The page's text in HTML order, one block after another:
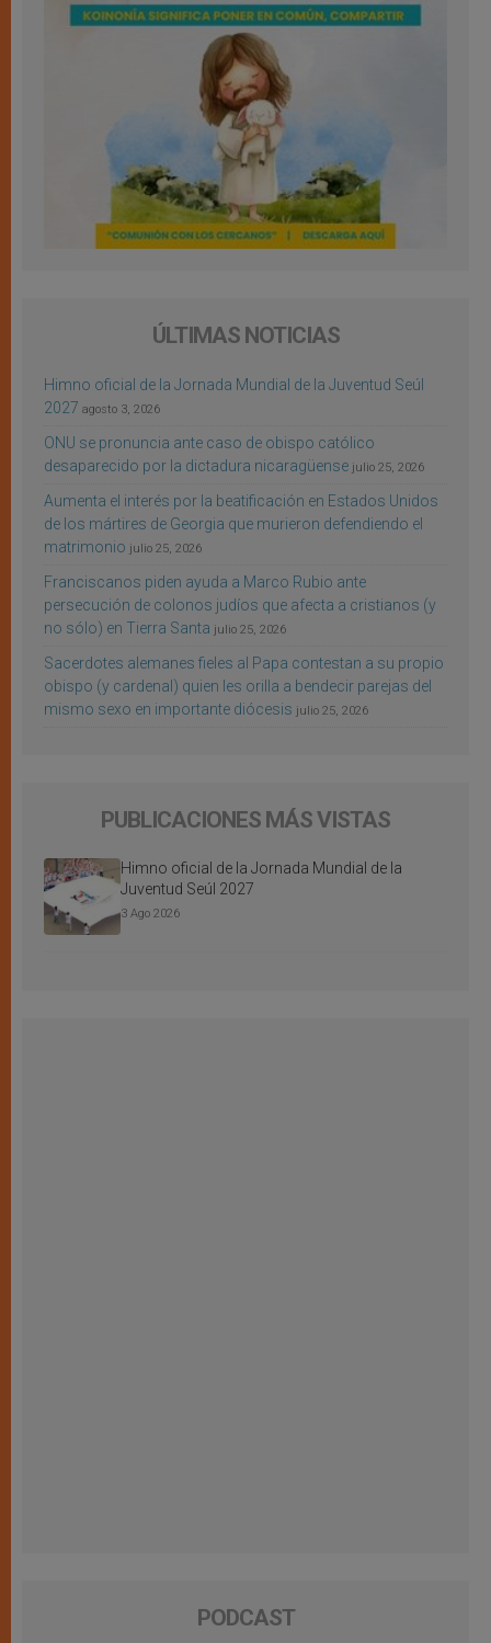
ÚLTIMAS NOTICIAS
Himno oficial de la Jornada Mundial de la Juventud Seúl
2027 agosto 3, 2026
ONU se pronuncia ante caso de obispo católico
desaparecido por la dictadura nicaragüense julio 25, 2026
Aumenta el interés por la beatificación en Estados Unidos
de los mártires de Georgia que murieron defendiendo el
matrimonio julio 25, 2026
Franciscanos piden ayuda a Marco Rubio ante
persecución de colonos judíos que afecta a cristianos (y
no sólo) en Tierra Santa julio 25, 2026
Sacerdotes alemanes fieles al Papa contestan a su propio
obispo (y cardenal) quien les orilla a bendecir parejas del
mismo sexo en importante diócesis julio 25, 2026
PUBLICACIONES MÁS VISTAS
Himno oficial de la Jornada Mundial de la
Juventud Seúl 2027
3 Ago 2026
PODCAST